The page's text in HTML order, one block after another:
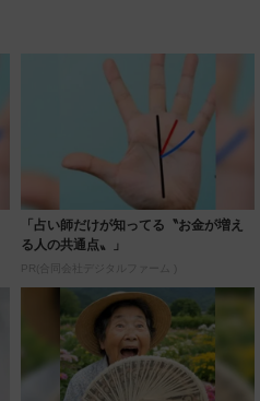
「占い師だけが知ってる〝お金が増え
る人の共通点〟」
PR(合同会社デジタルファーム )